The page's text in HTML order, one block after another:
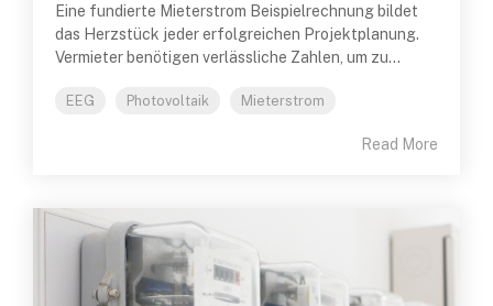
Eine fundierte Mieterstrom Beispielrechnung bildet
das Herzstück jeder erfolgreichen Projektplanung.
Vermieter benötigen verlässliche Zahlen, um zu...
EEG Photovoltaik Mieterstrom
Read More